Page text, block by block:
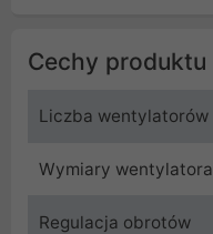
Cechy produktu
Liczba wentylatorów
Wymiary wentylatora
Regulacja obrotów